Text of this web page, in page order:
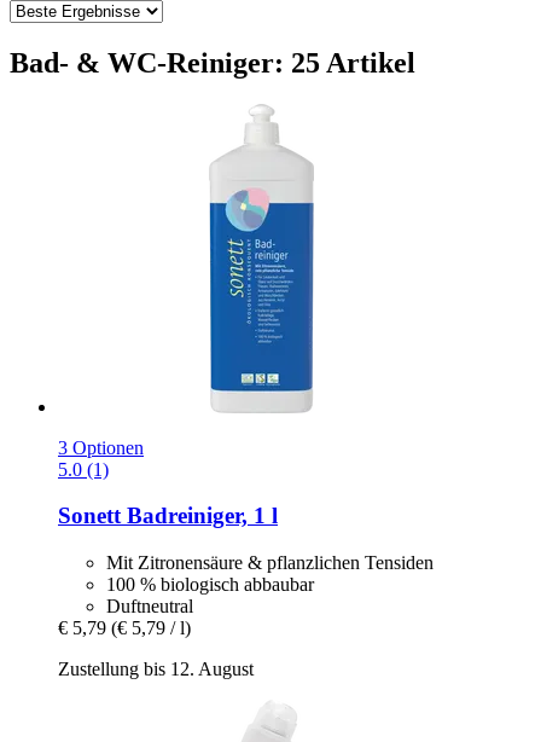
Bad- & WC-Reiniger: 25 Artikel
3 Optionen
5.0 (1)
SonettBadreiniger, 1 l
Mit Zitronensäure & pflanzlichen Tensiden
100 % biologisch abbaubar
Duftneutral
€ 5,79 (€ 5,79 / l)
Zustellung bis 12. August